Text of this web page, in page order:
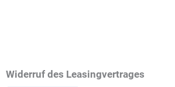
Widerruf des Leasingvertrages